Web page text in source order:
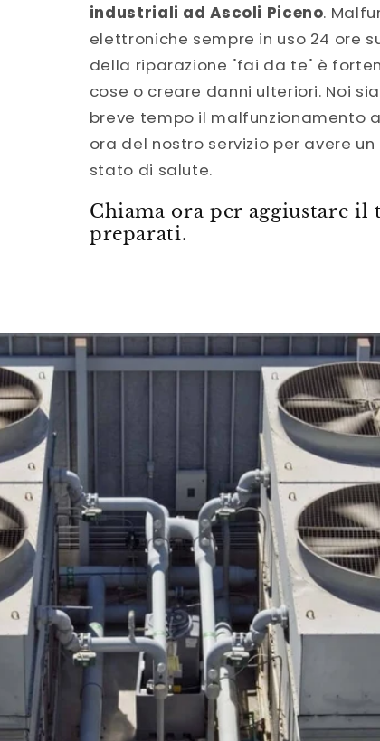
industriali ad Ascoli Piceno.
elettroniche sempre in uso 24 ore
della riparazione "fai da te" è
cose o creare danni ulteriori. Noi
breve tempo il malfunzionamento
ora del nostro servizio per avere
stato di salute.
Chiama ora per aggiustare
preparati.